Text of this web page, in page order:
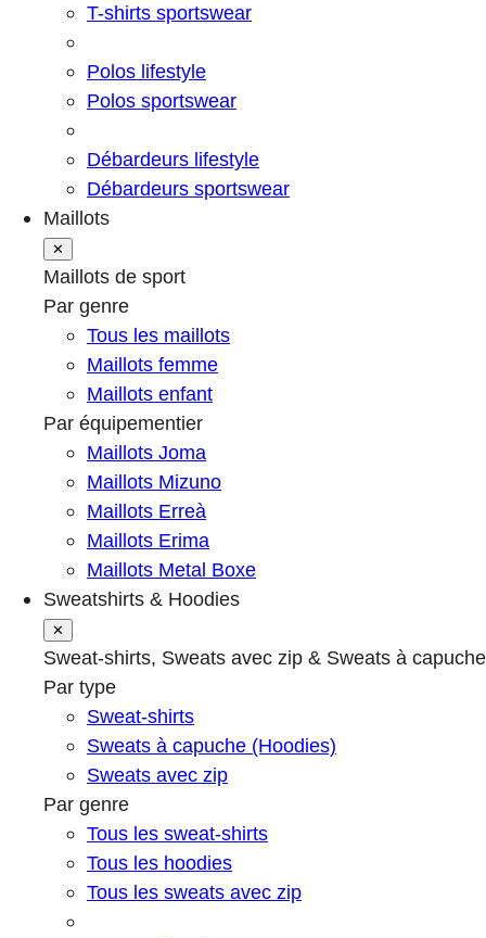
T-shirts sportswear
Polos lifestyle
Polos sportswear
Débardeurs lifestyle
Débardeurs sportswear
Maillots
✕
Maillots de sport
Par genre
Tous les maillots
Maillots femme
Maillots enfant
Par équipementier
Maillots Joma
Maillots Mizuno
Maillots Erreà
Maillots Erima
Maillots Metal Boxe
Sweatshirts & Hoodies
✕
Sweat-shirts, Sweats avec zip & Sweats à capuche
Par type
Sweat-shirts
Sweats à capuche (Hoodies)
Sweats avec zip
Par genre
Tous les sweat-shirts
Tous les hoodies
Tous les sweats avec zip